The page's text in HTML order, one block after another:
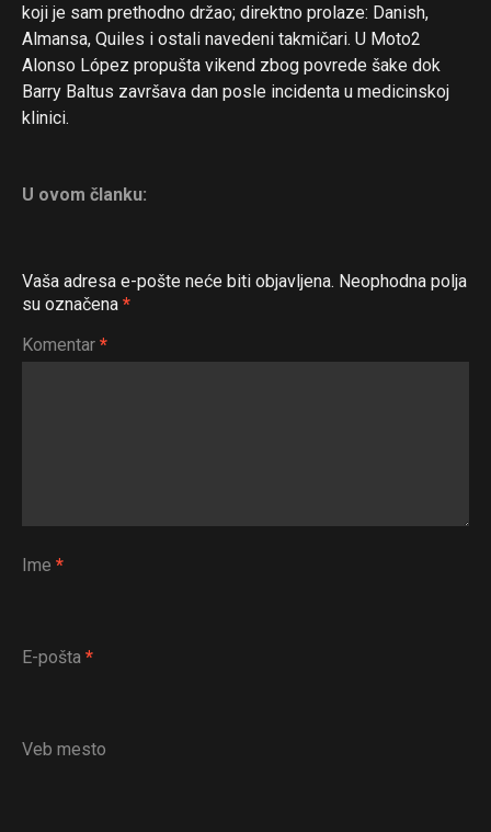
koji je sam prethodno držao; direktno prolaze: Danish,
Almansa, Quiles i ostali navedeni takmičari. U Moto2
Alonso López propušta vikend zbog povrede šake dok
Barry Baltus završava dan posle incidenta u medicinskoj
klinici.
U ovom članku:
Vaša adresa e-pošte neće biti objavljena. Neophodna polja
su označena *
Komentar *
Ime *
E-pošta *
Veb mesto
Reddit